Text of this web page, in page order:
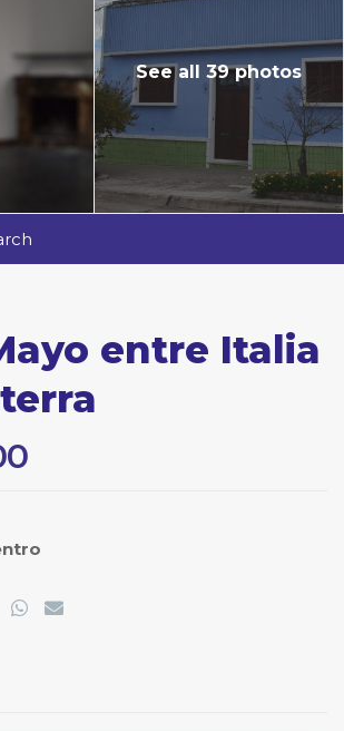
See all 39 photos
entre Italia